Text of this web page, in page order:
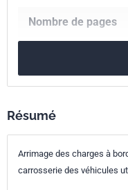
Nombre de pages
Codes ICS
43.040.60
classement
Résumé
Arrimage des charges à
carrosserie des véhicules